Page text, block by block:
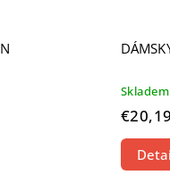
Skladem
€20,19